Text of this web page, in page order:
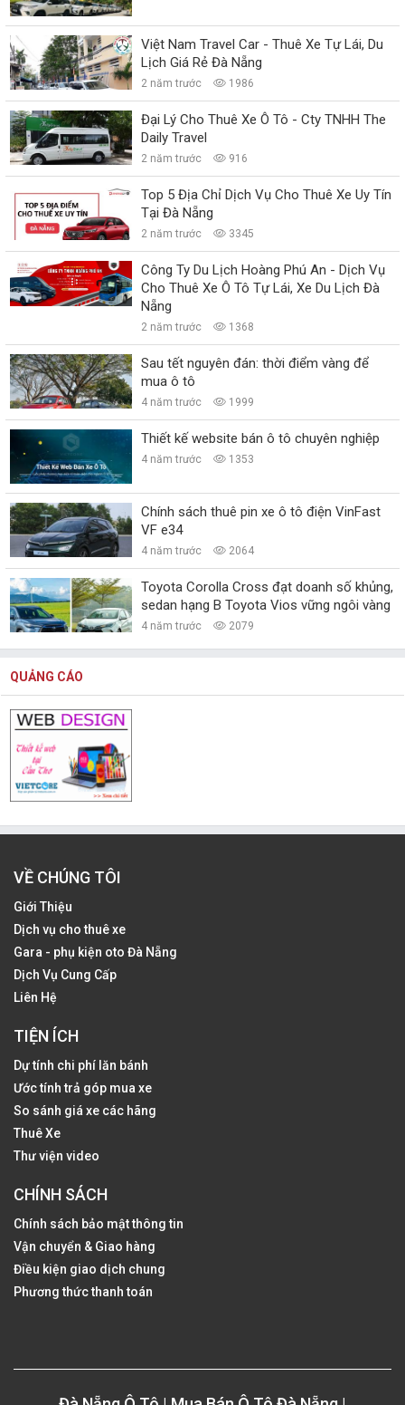
Việt Nam Travel Car - Thuê Xe Tự Lái, Du
Lịch Giá Rẻ Đà Nẵng
2 năm trước 1986
Đại Lý Cho Thuê Xe Ô Tô - Cty TNHH The
Daily Travel
2 năm trước 916
Top 5 Địa Chỉ Dịch Vụ Cho Thuê Xe Uy Tín
Tại Đà Nẵng
2 năm trước 3345
Công Ty Du Lịch Hoàng Phú An - Dịch Vụ
Cho Thuê Xe Ô Tô Tự Lái, Xe Du Lịch Đà
Nẵng
2 năm trước 1368
Sau tết nguyên đán: thời điểm vàng để
mua ô tô
4 năm trước 1999
Thiết kế website bán ô tô chuyên nghiệp
4 năm trước 1353
Chính sách thuê pin xe ô tô điện VinFast
VF e34
4 năm trước 2064
Toyota Corolla Cross đạt doanh số khủng,
sedan hạng B Toyota Vios vững ngôi vàng
4 năm trước 2079
QUẢNG CÁO
VỀ CHÚNG TÔI
Giới Thiệu
Dịch vụ cho thuê xe
Gara - phụ kiện oto Đà Nẵng
Dịch Vụ Cung Cấp
Liên Hệ
TIỆN ÍCH
Dự tính chi phí lăn bánh
Ước tính trả góp mua xe
So sánh giá xe các hãng
Thuê Xe
Thư viện video
CHÍNH SÁCH
Chính sách bảo mật thông tin
Vận chuyển & Giao hàng
Điều kiện giao dịch chung
Phương thức thanh toán